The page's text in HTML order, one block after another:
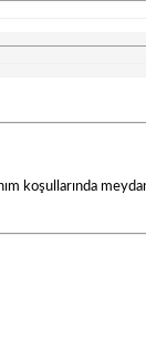
koşullarında